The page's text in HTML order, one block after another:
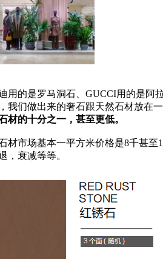
用的是罗马洞石、GUCCI用的是
我们做出来的奢石跟天然石材放在
材的十分之一，甚至更低。
材市场基本一平方米价格是8千甚
，衰减等等。